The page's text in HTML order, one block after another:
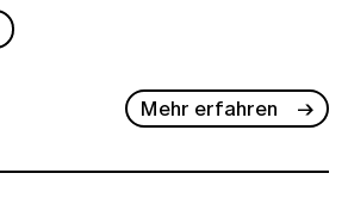
Mehr erfahren